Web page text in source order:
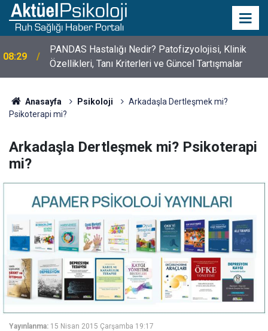
10:30
10 Mayıs Psikologlar Günü Nasıl Ortaya Çıktı? 10
Mayıs Tarihinin Hikayesi
Anasayfa Psikoloji
Arkadaşla Dertleşmek mi?
Psikoterapi mi?
Arkadaşla Dertleşmek mi? Psikoterapi
mi?
Yayınlanma: 15 Nisan 2015 Çarşamba 19:17